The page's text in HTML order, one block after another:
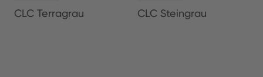
CLC Terragrau CLC Steingrau